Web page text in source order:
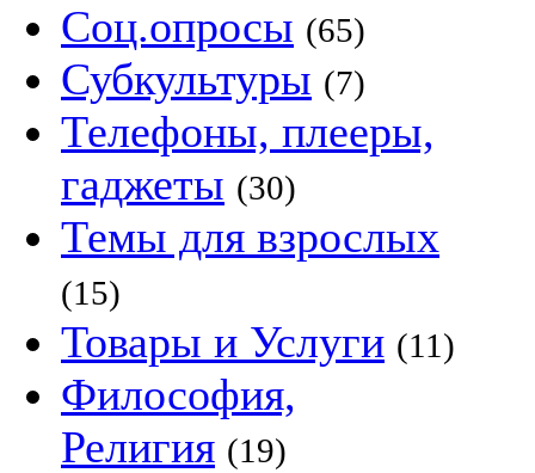
Соц.опросы (65)
Субкультуры (7)
Телефоны, плееры,
гаджеты (30)
Темы для взрослых
(15)
Товары и Услуги (11)
Философия,
Религия (19)